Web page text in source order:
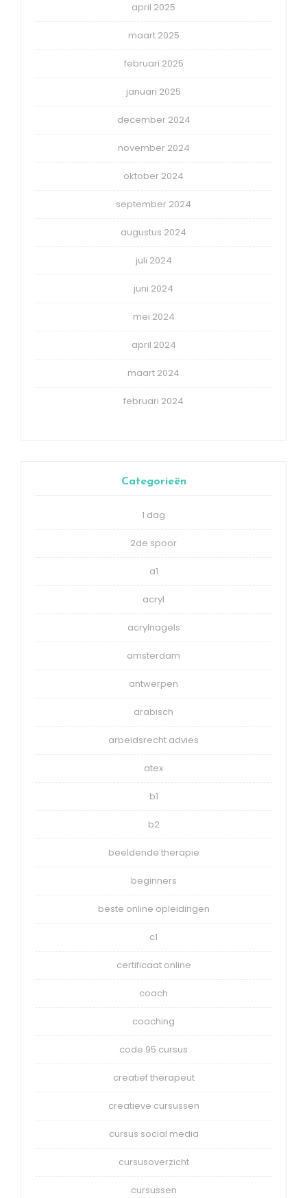
april 2025
maart 2025
februari 2025
januari 2025
december 2024
november 2024
oktober 2024
september 2024
augustus 2024
juli 2024
juni 2024
mei 2024
april 2024
maart 2024
februari 2024
Categorieën
1 dag
2de spoor
a1
acryl
acrylnagels
amsterdam
antwerpen
arabisch
arbeidsrecht advies
atex
b1
b2
beeldende therapie
beginners
beste online opleidingen
c1
certificaat online
coach
coaching
code 95 cursus
creatief therapeut
creatieve cursussen
cursus social media
cursusoverzicht
cursussen